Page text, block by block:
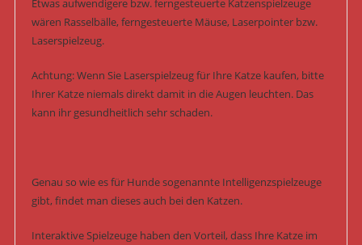
Etwas aufwendigere bzw. ferngesteuerte Katzenspielzeuge
wären Rasselbälle, ferngesteuerte Mäuse, Laserpointer bzw.
Laserspielzeug.
Achtung: Wenn Sie Laserspielzeug für Ihre Katze kaufen, bitte
Ihrer Katze niemals direkt damit in die Augen leuchten. Das
kann ihr gesundheitlich sehr schaden.
Genau so wie es für Hunde sogenannte Intelligenzspielzeuge
gibt, findet man dieses auch bei den Katzen.
Interaktive Spielzeuge haben den Vorteil, dass Ihre Katze im